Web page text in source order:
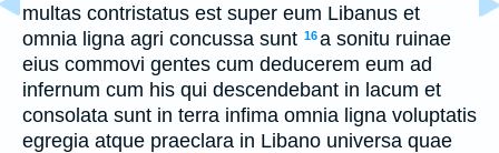
multas contristatus est super eum Libanus et
omnia ligna agri concussa sunt 16a sonitu ruinae
eius commovi gentes cum deducerem eum ad
infernum cum his qui descendebant in lacum et
consolata sunt in terra infima omnia ligna voluptatis
egregia atque praeclara in Libano universa quae